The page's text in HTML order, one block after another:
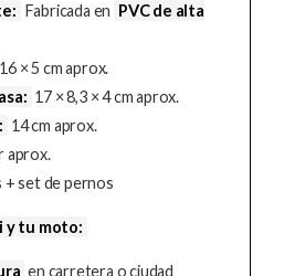
Fabricada en PVC de alta
16 × 5 cm aprox.
17 × 8,3 × 4 cm aprox.
14 cm aprox.
aprox.
+ set de pernos
y tu moto:
en carretera o ciudad